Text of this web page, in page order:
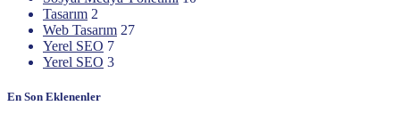
Tasarım 2
Web Tasarım 27
Yerel SEO 7
Yerel SEO 3
En Son Eklenenler